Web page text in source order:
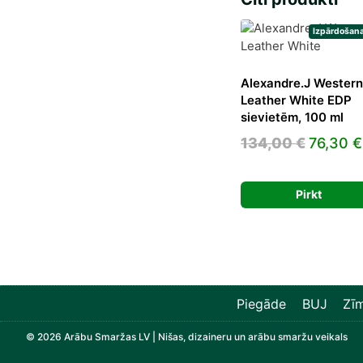
Alexandre.J Western
Leather White EDP
sievietēm, 100 ml
134,00€ Original
was:
134,00
76,30 €
Pirkt
Piegāde BUJ
© 2026 Arābu Smaržas LV | Nišas, dizaineru un arābu smaržu veikals